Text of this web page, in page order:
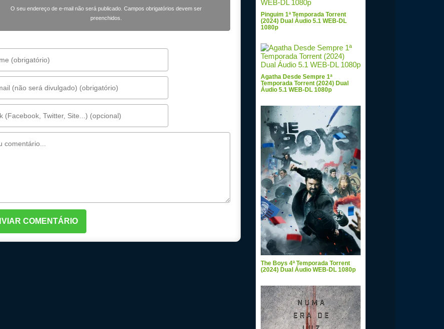
O seu endereço de e-mail não será publicado. Campos obrigatórios devem ser
preenchidos.
Pinguim 1ª Temporada Torrent
(2024) Dual Áudio 5.1 WEB-DL
1080p
Agatha Desde Sempre 1ª
Temporada Torrent (2024) Dual
Áudio 5.1 WEB-DL 1080p
The Boys 4ª Temporada Torrent
(2024) Dual Áudio WEB-DL 1080p